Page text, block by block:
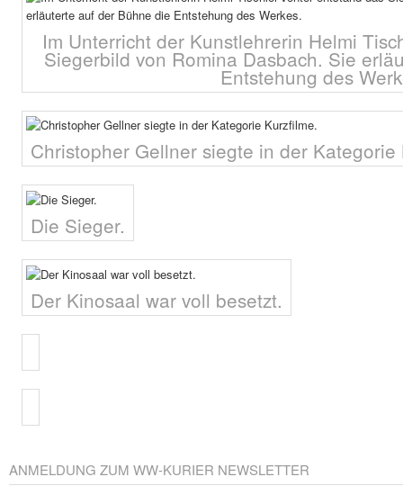
Im Unterricht der Kunstlehrerin Helmi
Siegerbild von Romina Dasbach. Sie
Entstehung des
Christopher Gellner siegte in der Kategorie
Die Sieger.
Der Kinosaal war voll besetzt.
ANMELDUNG ZUM WW-KURIER NEWSLETTER